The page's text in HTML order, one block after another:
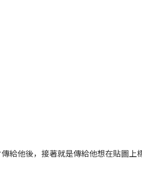
給他後，接著就是傳給他想在貼圖上